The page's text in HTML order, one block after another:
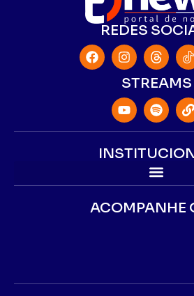
REDES
STREAMS
ACOMPANHE